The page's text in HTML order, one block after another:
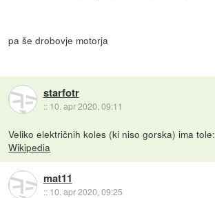
pa še drobovje motorja
starfotr
:: 10. apr 2020, 09:11
Veliko električnih koles (ki niso gorska) ima tole:
Wikipedia
mat11
:: 10. apr 2020, 09:25